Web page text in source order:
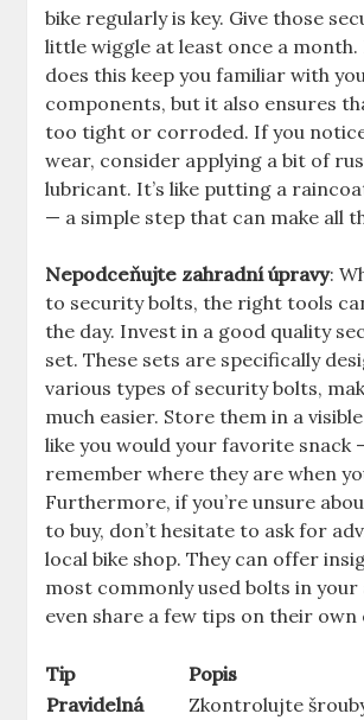
bike⁢ regularly ⁤is key. Give those
little wiggle at least once a
does this keep you familiar with
components, but it also ensures
too tight or corroded. If you
wear, consider​ applying a bit of
lubricant.‌ It’s like putting a
— a simple step that can make all
Nepodceňujte zahradní úpravy:
to security bolts, the right tools
the ⁣day. Invest​ in a ⁢good quality
set. These sets are‍ specifically
various types‌ of security bolts,‌
much easier. Store them in a
like you would⁤ your favorite snack
remember where‌ they are ​when
Furthermore, if you’re⁣ unsure
to ⁢buy, ​don’t hesitate to ask for
local bike shop. They can offer
most commonly ​used bolts in your⁢
even‌ share a few tips ‌on their own
Tip
Popis
Pravidelná
Zkontrolujte​